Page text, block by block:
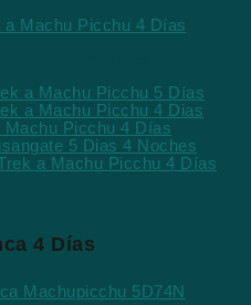
a Machu Picchu 4 Días
a Machu Picchu 5 Días
a Machu Picchu 4 Dias
Machu Picchu 4 Días
5 Dias 4 Noches
a Machu Picchu 4 Días
4 Días